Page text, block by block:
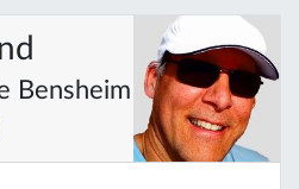
Bensheim